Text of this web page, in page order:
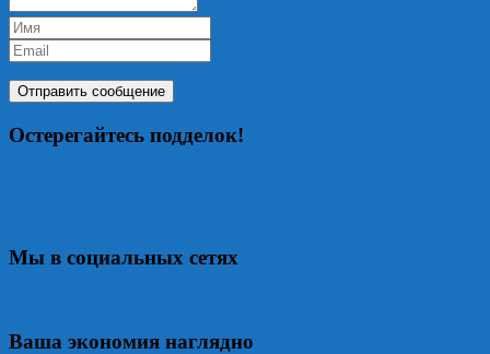
Остерегайтесь подделок!
Мы в социальных сетях
Ваша экономия наглядно